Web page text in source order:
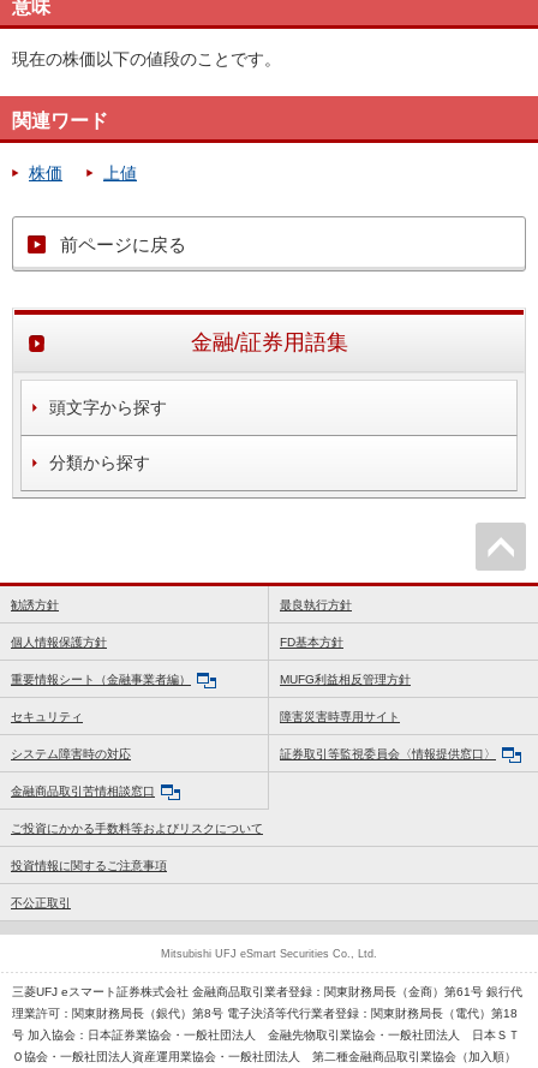
意味
現在の株価以下の値段のことです。
関連ワード
株価 上値
前ページに戻る
金融/証券用語集
頭文字から探す
分類から探す
勧誘方針 最良執行方針
個人情報保護方針 FD基本方針
重要情報シート（金融事業者編） MUFG利益相反管理方針
セキュリティ 障害災害時専用サイト
システム障害時の対応 証券取引等監視委員会〈情報提供窓口〉
金融商品取引苦情相談窓口
ご投資にかかる手数料等およびリスクについて
投資情報に関するご注意事項
不公正取引
三菱UFJ eスマート証券株式会社 金融商品取引業者登録：関東財務局長（金商）第61号 銀行代
理業許可：関東財務局長（銀代）第8号 電子決済等代行業者登録：関東財務局長（電代）第18
号 加入協会：日本証券業協会・一般社団法人 金融先物取引業協会・一般社団法人 日本ＳＴ
Ｏ協会・一般社団法人資産運用業協会・一般社団法人 第二種金融商品取引業協会（加入順）
Mitsubishi UFJ eSmart Securities Co., Ltd.